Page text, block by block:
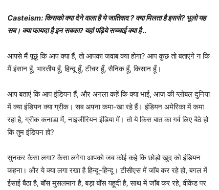
Casteism: किसको क्या देने वाला है ये जातिवाद ? क्या मिलता है इससे? भूलो यह
सब। क्या फायदा है इन सबका? यहां पढ़िये सच्चाई क्या है ..
आपसे मैं पूछूं कि आप क्या हैं, तो आपका जवाब क्या होगा? आप कुछ तो बताएंगे न कि
मैं इंसान हूँ, भारतीय हूँ, हिन्दू हूँ, टीचर हूँ, सैनिक हूँ, किसान हूँ।
आप बताएं कि आप इंडियन हैं, और अगला कहें कि क्या भाई, आज की ग्लोबल दुनिया
में क्या इंडियन क्या ग्रीक। सब अपना कमा-खा रहे हैं। इंडियन अमेरिका में कमा
रहा है, ग्रीक कनाडा में, नाइजीरियन इंडिया में। तो ये किस बात का गर्व लिए बैठे हो
कि तुम इंडियन हो?
सुनकर कैसा लगा? कैसा लगेगा आपको जब कोई कहे कि छोड़ो खुद को इंडियन
कहना। और ये क्या लगा रखा है हिन्दू-हिन्दू। टीसीएस में जॉब कर रहे हो, बगल में
ईसाई बैठा है, बॉस मुसलमान है, बड़ा बॉस यहूदी है, साथ में जॉब कर रहे, वीकेंड पर